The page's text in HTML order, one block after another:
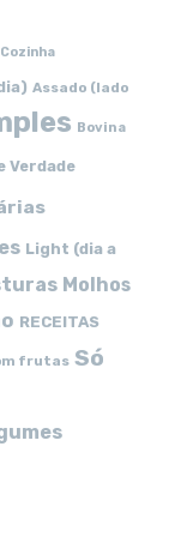
Assado (lado
Bovina
Verdade
Light (dia a
Molhos
RECEITAS
frutas Só